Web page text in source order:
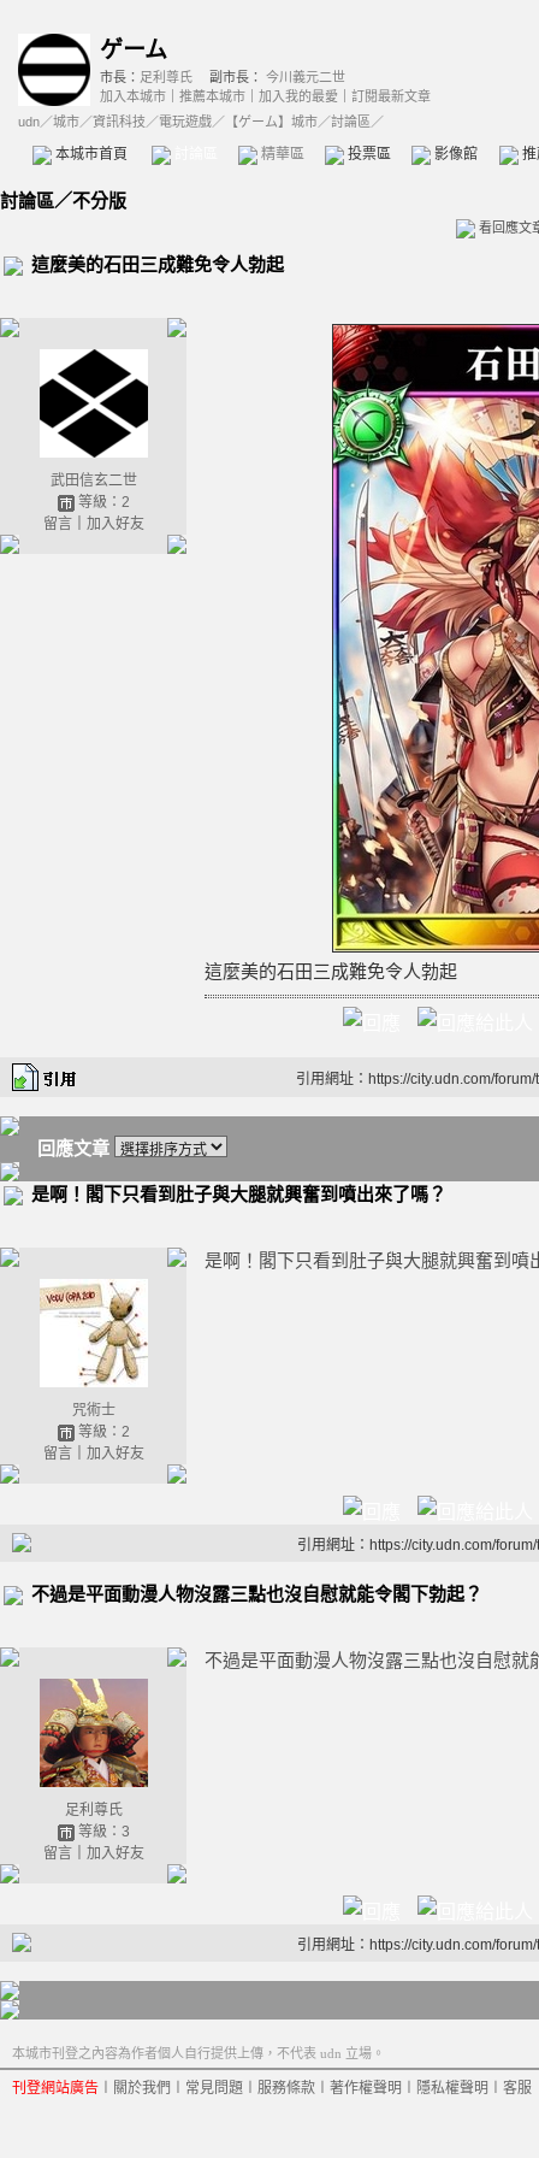
ゲーム
市長： 足利尊氏 副市長： 今川義元二世
加入本城市
推薦本城市 加入我的最愛
訂閱最新文章
udn／城市／資訊科技 ／電玩遊戲／ 【ゲーム】城市／討論區／
本城市首頁 精華區 投票區 影像館
討論區／不分版
看回應文
這麼美的石田三成難免令人勃起
武田信玄二世
等級：2
留言｜ 加入好友
這麼美的石田三成難免令人勃起
引用網址：https://city.udn.com/
回應文章
是啊！閣下只看到肚子與大腿就興奮到噴出來了嗎？
咒術士
等級：2
留言｜ 加入好友
是啊！閣下只看到肚子與大腿就興奮到噴
引用網址：https://city.udn.com/
不過是平面動漫人物沒露三點也沒自慰就能令閣下勃起？
足利尊氏
等級：3
留言｜ 加入好友
不過是平面動漫人物沒露三點也沒自慰就
引用網址：https://city.udn.com/
本城市刊登之內容為作者個人自行提供上傳，不代表 udn 立場。
刊登網站廣告 關於我們 常見問題 服務條款 著作權聲明 隱私權聲明 客服